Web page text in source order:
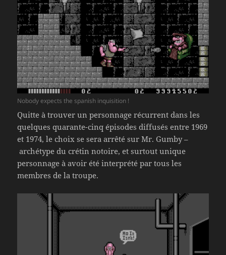
Nobody expects the spanish inquisition !
Quitte à trouver un personnage récurrent dans les
quelques quarante-cinq épisodes diffusés entre 1969
et 1974, le choix se sera arrêté sur Mr. Gumby –
archétype du crétin notoire, et surtout unique
personnage à avoir été interprété par tous les
membres de la troupe.